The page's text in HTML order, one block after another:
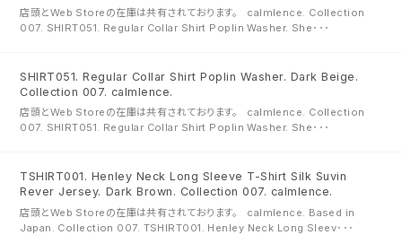
店頭とWeb Storeの在庫は共有されております。 calmlence. Collection
007. SHIRT051. Regular Collar Shirt Poplin Washer. She･･･
SHIRT051. Regular Collar Shirt Poplin Washer. Dark Beige.
Collection 007. calmlence.
店頭とWeb Storeの在庫は共有されております。 calmlence. Collection
007. SHIRT051. Regular Collar Shirt Poplin Washer. She･･･
TSHIRT001. Henley Neck Long Sleeve T-Shirt Silk Suvin
Rever Jersey. Dark Brown. Collection 007. calmlence.
店頭とWeb Storeの在庫は共有されております。 calmlence. Based in
Japan. Collection 007. TSHIRT001. Henley Neck Long Sleev･･･